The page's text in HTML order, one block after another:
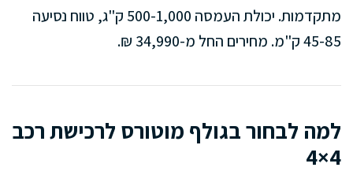
מתקדמות. יכולת העמסה 500-1,000 ק"ג, טווח נסיעה
45-85 ק"מ. מחירים החל מ-34,990 ₪.
למה לבחור בגולף מוטורס לרכישת רכב
4×4